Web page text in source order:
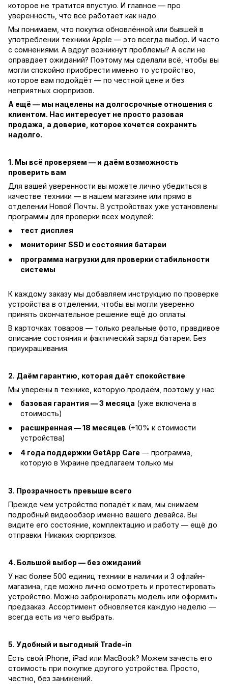
которое не тратится впустую. И главное — про
уверенность, что всё работает как надо.
Мы понимаем, что покупка обновлённой или бывшей в
употреблении техники Apple — это всегда выбор. И часто
с сомнениями. А вдруг возникнут проблемы? А если не
оправдает ожиданий? Поэтому мы сделали всё, чтобы вы
могли спокойно приобрести именно то устройство,
которое вам подойдёт — по честной цене и без
неприятных сюрпризов.
А ещё — мы нацелены на долгосрочные отношения с
клиентом. Нас интересует не просто разовая
продажа, а доверие, которое хочется сохранить
надолго.
1. Мы всё проверяем — и даём возможность
проверить вам
Для вашей уверенности вы можете лично убедиться в
качестве техники — в нашем магазине или прямо в
отделении Новой Почты. В устройствах уже установлены
программы для проверки всех модулей:
тест дисплея
мониторинг SSD и состояния батареи
программа нагрузки для проверки стабильности
системы
К каждому заказу мы добавляем инструкцию по проверке
устройства в отделении, чтобы вы могли уверенно
принять окончательное решение ещё до оплаты.
В карточках товаров — только реальные фото, правдивое
описание состояния и фактический заряд батареи. Без
приукрашивания.
2. Даём гарантию, которая даёт спокойствие
Мы уверены в технике, которую продаём, поэтому у нас:
базовая гарантия — 3 месяца (уже включена в
стоимость)
расширенная — 18 месяцев (+10% к стоимости
устройства)
4 года поддержки GetApp Care — программа,
которую в Украине предлагаем только мы
3. Прозрачность превыше всего
Прежде чем устройство попадёт к вам, мы снимаем
подробный видеообзор именно вашего девайса. Вы
видите его состояние, комплектацию и работу — ещё до
отправки. Никаких сюрпризов.
4. Большой выбор — без ожиданий
У нас более 500 единиц техники в наличии и 3 офлайн-
магазина, где можно лично осмотреть и протестировать
устройство. Можно забронировать модель или оформить
предзаказ. Ассортимент обновляется каждую неделю —
всегда есть из чего выбрать.
5. Удобный и выгодный Trade-in
Есть свой iPhone, iPad или MacBook? Можем зачесть его
стоимость при покупке другого устройства. Просто,
честно, без занижений.